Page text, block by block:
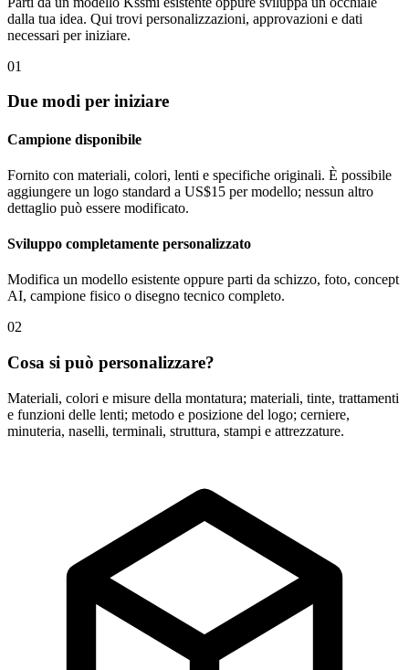
dalla tua idea. Qui trovi personalizzazioni, approvazioni e dati
necessari per iniziare.
01
Due modi per iniziare
Campione disponibile
Fornito con materiali, colori, lenti e specifiche originali. È possibile
aggiungere un logo standard a US$15 per modello; nessun altro
dettaglio può essere modificato.
Sviluppo completamente personalizzato
Modifica un modello esistente oppure parti da schizzo, foto, concept
AI, campione fisico o disegno tecnico completo.
02
Cosa si può personalizzare?
Materiali, colori e misure della montatura; materiali, tinte, trattamenti
e funzioni delle lenti; metodo e posizione del logo; cerniere,
minuteria, naselli, terminali, struttura, stampi e attrezzature.